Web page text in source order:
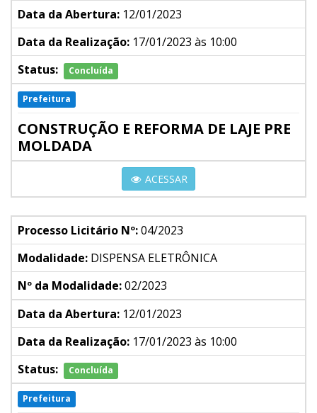
Data da Abertura: 12/01/2023
Data da Realização: 17/01/2023 às 10:00
Status:
Concluída
Prefeitura
CONSTRUÇÃO E REFORMA DE LAJE PRE
MOLDADA
ACESSAR
Processo Licitário Nº:04/2023
Modalidade: DISPENSA ELETRÔNICA
Nº da Modalidade:02/2023
Data da Abertura: 12/01/2023
Data da Realização: 17/01/2023 às 10:00
Status:
Concluída
Prefeitura